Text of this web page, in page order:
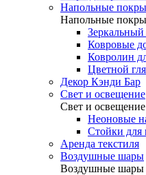
Напольные
Напольные
Зеркальный
Ковровые
Ковролин
Цветной
Декор Кэнди Бар
Свет и освещение
Свет и освещение
Неоновые
Стойки для
Аренда текстиля
Воздушные шары
Воздушные шары